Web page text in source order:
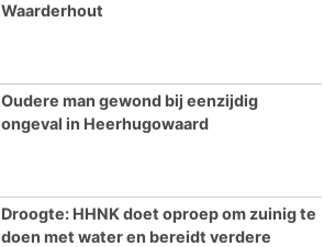
Waarderhout
Oudere man gewond bij eenzijdig
ongeval in Heerhugowaard
Droogte: HHNK doet oproep om zuinig te
doen met water en bereidt verdere